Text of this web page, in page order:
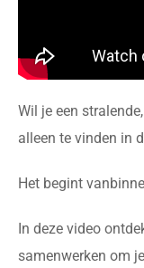
Wil je een
alleen te vinden in
Het begint
In deze video
samenwerken om